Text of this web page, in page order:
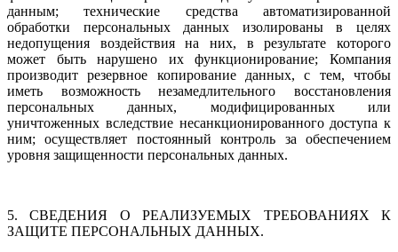
данным; технические средства автоматизированной
обработки персональных данных изолированы в целях
недопущения воздействия на них, в результате которого
может быть нарушено их функционирование; Компания
производит резервное копирование данных, с тем, чтобы
иметь возможность незамедлительного восстановления
персональных данных, модифицированных или
уничтоженных вследствие несанкционированного доступа к
ним; осуществляет постоянный контроль за обеспечением
уровня защищенности персональных данных.
5. СВЕДЕНИЯ О РЕАЛИЗУЕМЫХ ТРЕБОВАНИЯХ К
ЗАЩИТЕ ПЕРСОНАЛЬНЫХ ДАННЫХ.